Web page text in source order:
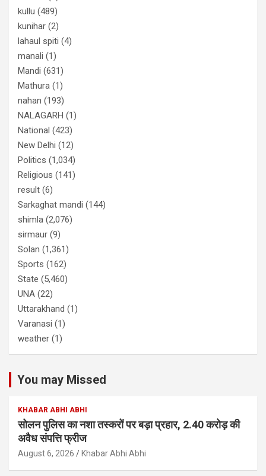
kullu (489)
kunihar (2)
lahaul spiti (4)
manali (1)
Mandi (631)
Mathura (1)
nahan (193)
NALAGARH (1)
National (423)
New Delhi (12)
Politics (1,034)
Religious (141)
result (6)
Sarkaghat mandi (144)
shimla (2,076)
sirmaur (9)
Solan (1,361)
Sports (162)
State (5,460)
UNA (22)
Uttarakhand (1)
Varanasi (1)
weather (1)
You may Missed
KHABAR ABHI ABHI
सोलन पुलिस का नशा तस्करों पर बड़ा प्रहार, 2.40 करोड़ की
अवैध संपत्ति फ्रीज
August 6, 2026 Khabar Abhi Abhi